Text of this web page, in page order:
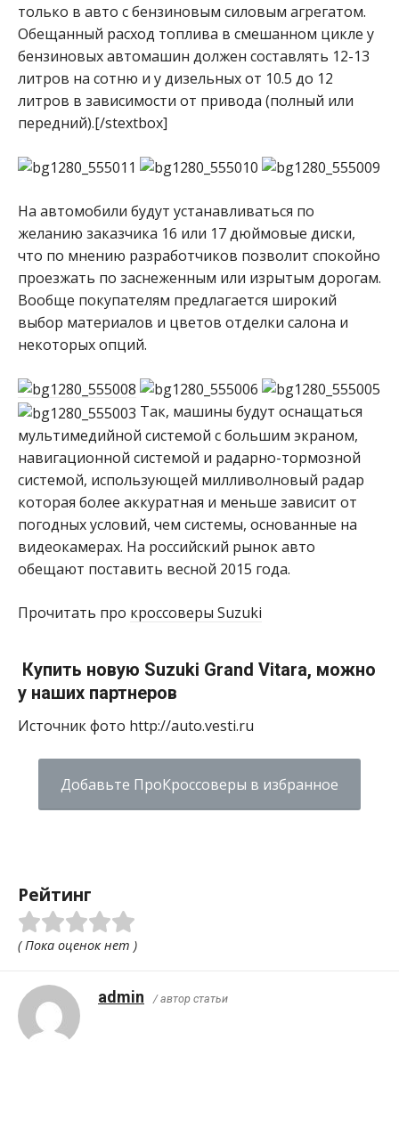
только в авто с бензиновым силовым агрегатом.
Обещанный расход топлива в смешанном цикле у
бензиновых автомашин должен составлять 12-13
литров на сотню и у дизельных от 10.5 до 12
литров в зависимости от привода (полный или
передний).[/stextbox]
На автомобили будут устанавливаться по
желанию заказчика 16 или 17 дюймовые диски,
что по мнению разработчиков позволит спокойно
проезжать по заснеженным или изрытым дорогам.
Вообще покупателям предлагается широкий
выбор материалов и цветов отделки салона и
некоторых опций.
Так, машины будут оснащаться
мультимедийной системой с большим экраном,
навигационной системой и радарно-тормозной
системой, использующей милливолновый радар
которая более аккуратная и меньше зависит от
погодных условий, чем системы, основанные на
видеокамерах. На российский рынок авто
обещают поставить весной 2015 года.
Прочитать про кроссоверы Suzuki
Купить новую Suzuki Grand Vitara, можно
у наших партнеров
Источник фото http://auto.vesti.ru
Добавьте ПроКроссоверы в избранное
Рейтинг
( Пока оценок нет )
admin / автор статьи